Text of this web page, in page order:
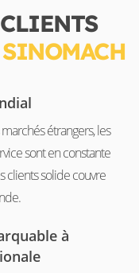
étrangers, les
sont en constante
clients solide couvre
à